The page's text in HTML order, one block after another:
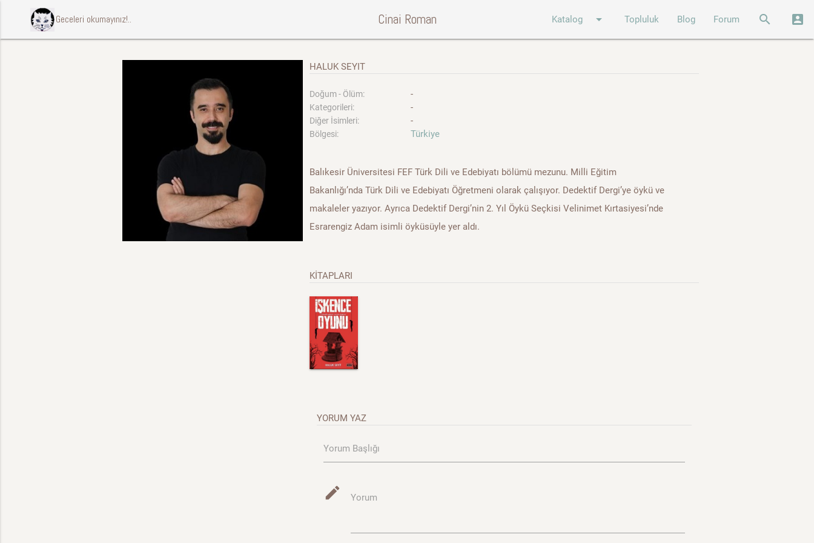
ccccci Geceleri okumayınız!.. Cinai Roman Katalog arrow_drop_down Topluluk Blog Forum search account_box
HALUK SEYIT
Doğum - Ölüm: -
Kategorileri: -
Diğer İsimleri: -
Bölgesi: Türkiye
Balıkesir Üniversitesi FEF Türk Dili ve Edebiyatı bölümü mezunu. Milli Eğitim
Bakanlığı’nda Türk Dili ve Edebiyatı Öğretmeni olarak çalışıyor. Dedektif Dergi’ye öykü ve
makaleler yazıyor. Ayrıca Dedektif Dergi’nin 2. Yıl Öykü Seçkisi Velinimet Kırtasiyesi’nde
Esrarengiz Adam isimli öyküsüyle yer aldı.
KİTAPLARI
YORUM YAZ
Yorum Başlığı
mode_edit Yorum